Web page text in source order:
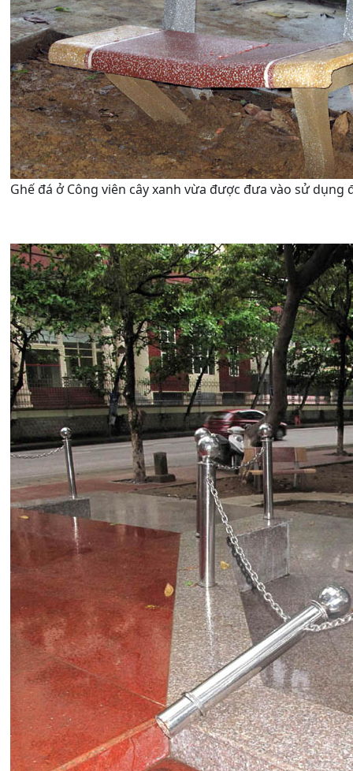
Ghế đá ở Công viên cây xanh vừa được đưa vào sử dụng